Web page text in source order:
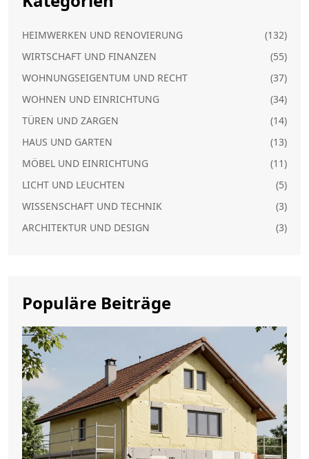
HEIMWERKEN UND RENOVIERUNG
(132)
WIRTSCHAFT UND FINANZEN
(55)
WOHNUNGSEIGENTUM UND RECHT
(37)
WOHNEN UND EINRICHTUNG
(34)
TÜREN UND ZARGEN
(14)
HAUS UND GARTEN
(13)
MÖBEL UND EINRICHTUNG
(11)
LICHT UND LEUCHTEN
(5)
WISSENSCHAFT UND TECHNIK
(3)
ARCHITEKTUR UND DESIGN
(3)
Populäre Beiträge